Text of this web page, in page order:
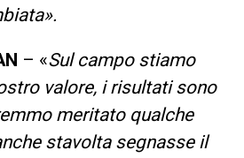
– «Sul campo stiamo
valore, i risultati sono
meritato qualche
stavolta segnasse il